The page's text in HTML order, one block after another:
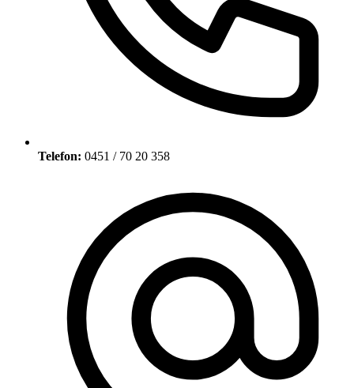
Telefon: 0451 / 70 20 358